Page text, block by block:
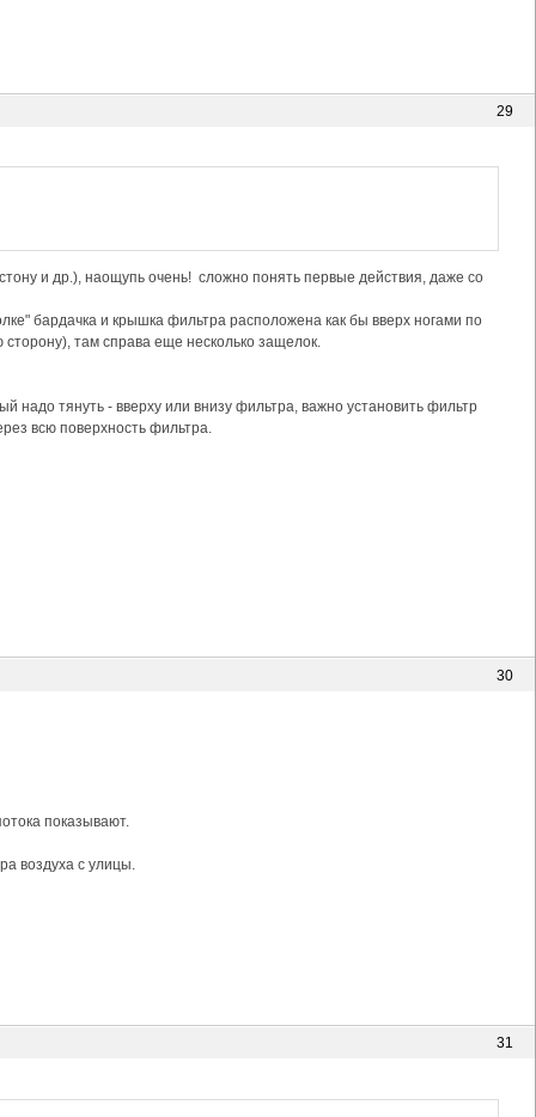
29
и др.), наощупь очень! сложно понять первые действия, даже со
бардачка и крышка фильтра расположена как бы вверх ногами по
сторону), там справа еще несколько защелок.
надо тянуть - вверху или внизу фильтра, важно установить фильтр
всю поверхность фильтра.
30
показывают.
воздуха с улицы.
31